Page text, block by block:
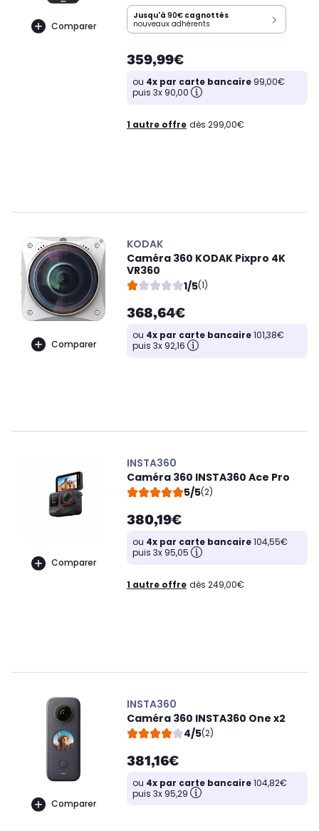
Comparer
Jusqu'à 90€ cagnottés
nouveaux adhérents
359,99€
ou 4x par carte bancaire 99,00€
puis 3x 90,00
1 autre offre dès 299,00€
Comparer
KODAK
Caméra 360 KODAK Pixpro 4K
VR360
1/5(1)
368,64€
ou 4x par carte bancaire101,38€
puis 3x 92,16
Comparer
INSTA360
Caméra 360 INSTA360 Ace Pro
5/5(2)
380,19€
ou 4x par carte bancaire104,55€
puis 3x 95,05
1 autre offre dès 249,00€
Comparer
INSTA360
Caméra 360 INSTA360 One x2
4/5(2)
381,16€
ou 4x par carte bancaire104,82€
puis 3x 95,29